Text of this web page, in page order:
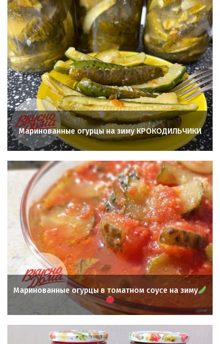
Маринованные огурцы на зиму КРОКОДИЛЬЧИКИ
Маринованные огурцы в томатном соусе на зиму